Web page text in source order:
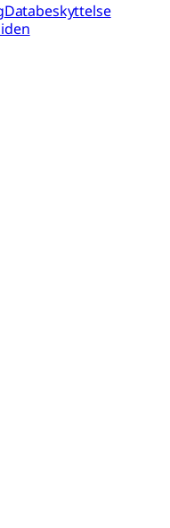
Databeskyttelse